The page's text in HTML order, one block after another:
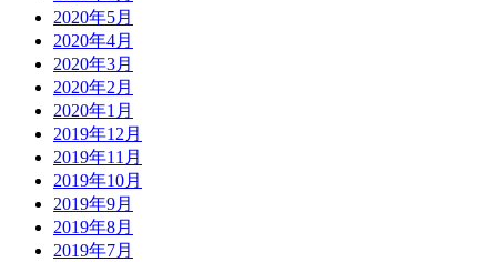
2020年5月
2020年4月
2020年3月
2020年2月
2020年1月
2019年12月
2019年11月
2019年10月
2019年9月
2019年8月
2019年7月